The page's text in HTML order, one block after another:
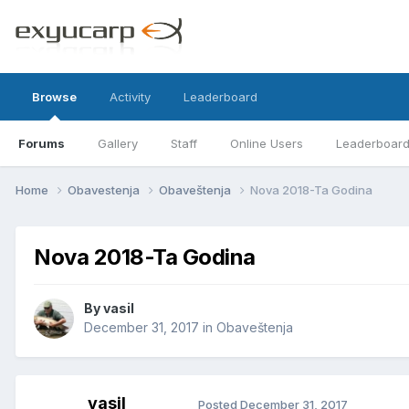
Browse
Forums Gallery Staff Online Users Leaderboard
Activity Leaderboard
Home Obavestenja Obaveštenja Nova 2018-Ta Godina
Nova 2018-Ta Godina
Byvasil
December 31, 2017 in Obaveštenja
vasil Posted December 31, 2017